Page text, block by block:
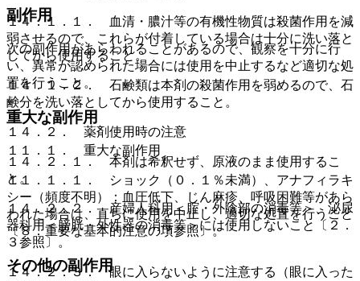
１４．１．１． 血清・膿汁等の有機性物質は殺菌作用を減
弱させるので、これらが付着している場合は十分に洗い落と
してから使用すること。
１４．１．２． 石鹸類は本剤の殺菌作用を弱めるので、石
鹸分を洗い落としてから使用すること。
１４．２． 薬剤使用時の注意
１４．２．１． 本剤は希釈せず、原液のまま使用するこ
と。
１４．２．２． 産婦人科用＜腟・外陰部の消毒等＞、泌尿
器科用＜膀胱・外性器の消毒等＞には使用しないこと〔２．
３参照〕。
１４．２．３． 眼に入らないように注意する（眼に入った
副作用
次の副作用があらわれることがあるので、観察を十分に行
い、異常が認められた場合には使用を中止するなど適切な処
置を行うこと。
重大な副作用
１１．１． 重大な副作用
１１．１．１． ショック（０．１％未満）、アナフィラキ
シー（頻度不明）：血圧低下、じん麻疹、呼吸困難等があら
われた場合は、直ちに使用を中止し、適切な処置を行うこと
〔８．重要な基本的注意の項参照〕。
その他の副作用